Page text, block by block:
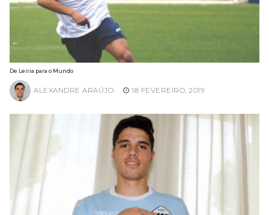
De Leiria para o Mundo
ALEXANDRE ARAÚJO 18 FEVEREIRO, 2019